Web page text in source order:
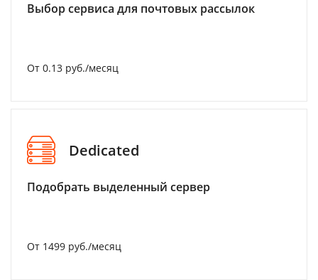
Выбор сервиса для почтовых рассылок
От 0.13 руб./месяц
Dedicated
Подобрать выделенный сервер
От 1499 руб./месяц